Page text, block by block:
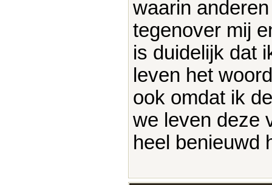
waarin
tegenover mij
is duidelijk dat
leven het
ook omdat ik
we leven deze
heel benieuwd